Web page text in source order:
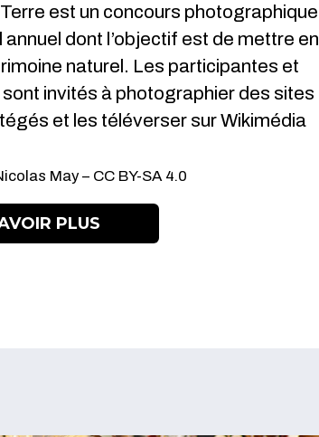
est un concours photographique
annuel dont l’objectif est de mettre en
naturel. Les participantes et
invités à photographier des sites
et les téléverser sur Wikimédia
May – CC BY-SA 4.0
PLUS